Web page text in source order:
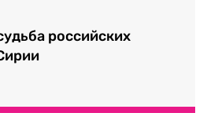
российских